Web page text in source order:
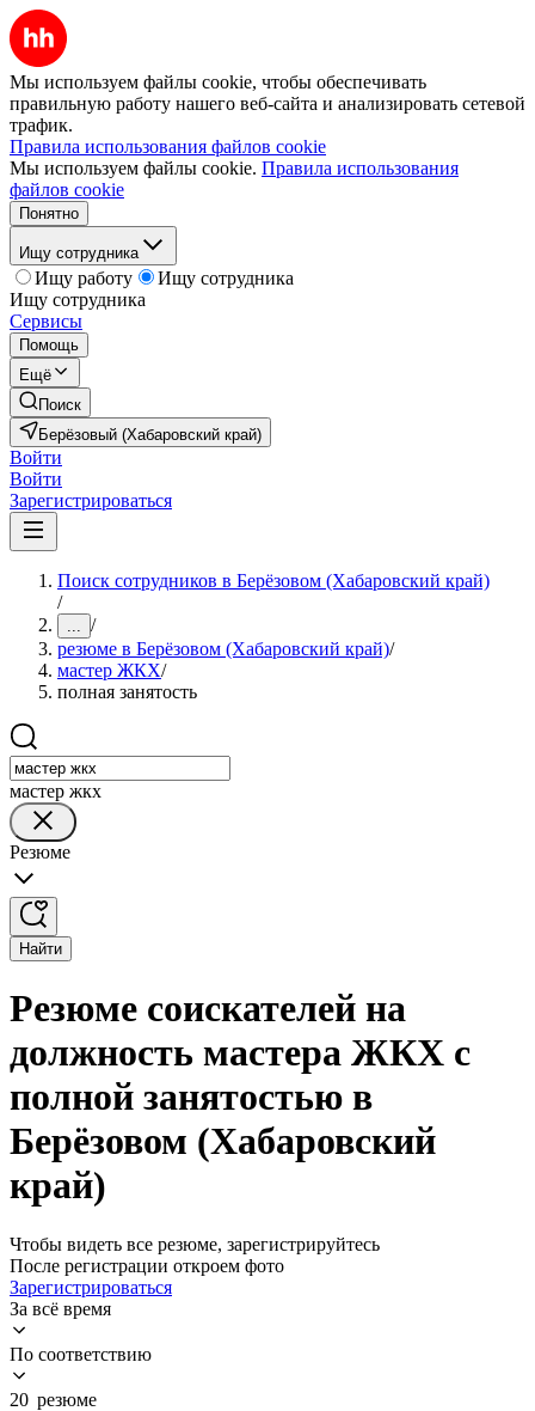
Мы используем файлы cookie, чтобы обеспечивать
правильную работу нашего веб-сайта и анализировать сетевой
трафик.
Правила использования файлов cookie
Мы используем файлы cookie. Правила использования
файлов cookie
Понятно
Ищу сотрудника
Ищу работу
Ищу сотрудника
Ищу сотрудника
Сервисы
Помощь
Ещё
Поиск
Берёзовый (Хабаровский край)
Войти
Войти
Зарегистрироваться
Поиск сотрудников в Берёзовом (Хабаровский край)
/
... /
резюме в Берёзовом (Хабаровский край)/
мастер ЖКХ/
полная занятость
мастер жкх
Резюме
Найти
Резюме соискателей на
должность мастера ЖКХ с
полной занятостью в
Берёзовом (Хабаровский
край)
Чтобы видеть все резюме, зарегистрируйтесь
После регистрации откроем фото
Зарегистрироваться
За всё время
По соответствию
20 резюме